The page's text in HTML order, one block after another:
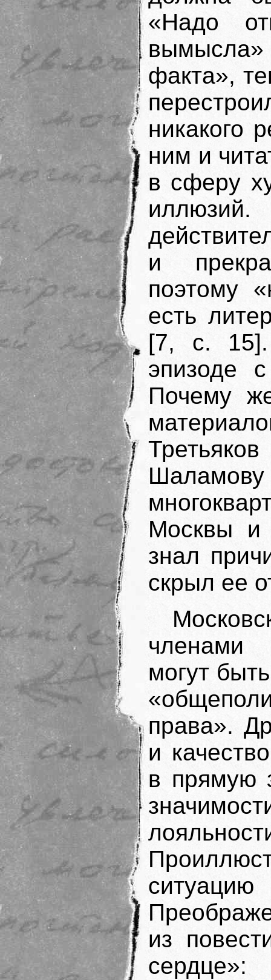
«Надо
факта»,
никакого
ним и
в сферу
и
поэтому
есть
[7, с.
эпизоде
Почему
Москвы и
знал
скрыл ее
членами
могут
права».
и
в прямую
из
сердце»: